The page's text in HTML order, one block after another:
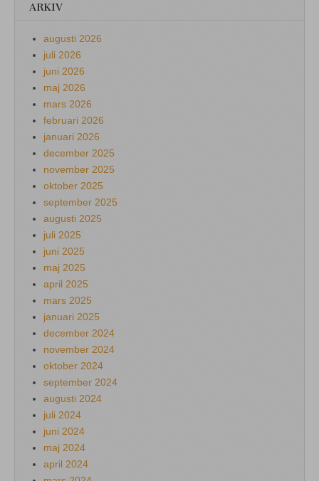
ARKIV
augusti 2026
juli 2026
juni 2026
maj 2026
mars 2026
februari 2026
januari 2026
december 2025
november 2025
oktober 2025
september 2025
augusti 2025
juli 2025
juni 2025
maj 2025
april 2025
mars 2025
januari 2025
december 2024
november 2024
oktober 2024
september 2024
augusti 2024
juli 2024
juni 2024
maj 2024
april 2024